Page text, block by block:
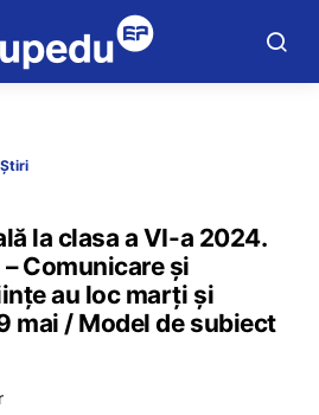
Știri
la clasa a VI-a 2024.
Comunicare și
au loc marți și
mai / Model de subiect